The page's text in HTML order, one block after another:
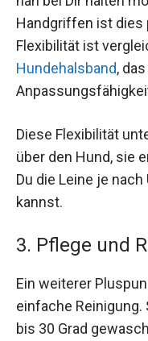
Handgriffen ist dies
Flexibilität ist
Hundehalsband,
Diese Flexibilität
über den Hund, sie
Du die Leine je
kannst.
3. Pflege und
Ein weiterer
einfache Reinigung.
bis 30 Grad